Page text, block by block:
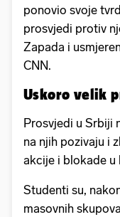
ponovio svoje
prosvjedi protiv
Zapada i
CNN.
Uskoro velik
Prosvjedi u Srbiji
na njih pozivaju i
akcije i blokade u
Studenti su,
masovnih